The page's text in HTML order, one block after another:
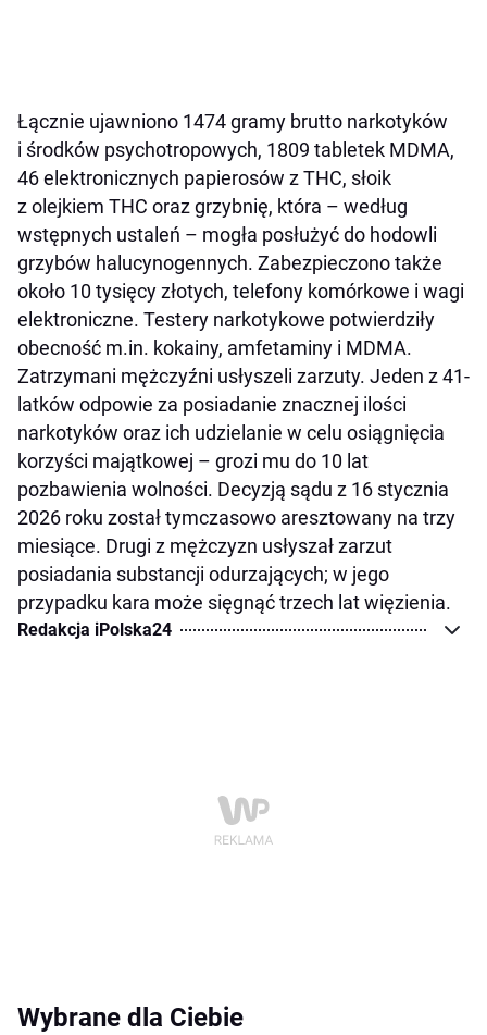
Łącznie ujawniono 1474 gramy brutto narkotyków
i środków psychotropowych, 1809 tabletek MDMA,
46 elektronicznych papierosów z THC, słoik
z olejkiem THC oraz grzybnię, która – według
wstępnych ustaleń – mogła posłużyć do hodowli
grzybów halucynogennych. Zabezpieczono także
około 10 tysięcy złotych, telefony komórkowe i wagi
elektroniczne. Testery narkotykowe potwierdziły
obecność m.in. kokainy, amfetaminy i MDMA.
Zatrzymani mężczyźni usłyszeli zarzuty. Jeden z 41-
latków odpowie za posiadanie znacznej ilości
narkotyków oraz ich udzielanie w celu osiągnięcia
korzyści majątkowej – grozi mu do 10 lat
pozbawienia wolności. Decyzją sądu z 16 stycznia
2026 roku został tymczasowo aresztowany na trzy
miesiące. Drugi z mężczyzn usłyszał zarzut
posiadania substancji odurzających; w jego
przypadku kara może sięgnąć trzech lat więzienia.
Redakcja iPolska24
Wybrane dla Ciebie